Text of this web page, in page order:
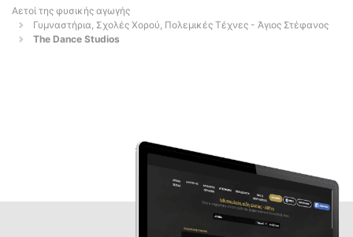
Αετοί της φυσικής αγωγής
Γυμναστήρια, Σχολές Χορού, Πολεμικές Τέχνες - Άγιος Στέφανος
The Dance Studios